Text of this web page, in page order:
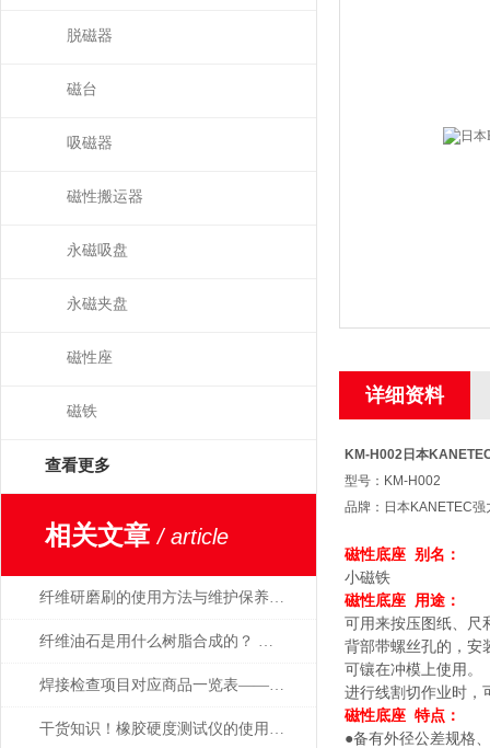
脱磁器
磁台
吸磁器
磁性搬运器
永磁吸盘
永磁夹盘
磁性座
磁铁
查看更多
相关文章/ article
纤维研磨刷的使用方法与维护保养要点
纤维油石是用什么树脂合成的？ 为什么这么贵？
焊接检查项目对应商品一览表——日本SK新泻精机
干货知识！橡胶硬度测试仪的使用说明
详细资料
KM-H002 日本
型号：KM-H002
品牌：日本KANETEC强
磁性底座 别名：
小磁铁
磁性底座 用途：
可用来按压图纸、尺
背部带螺丝孔的，安
可镶在冲模上使用。
进行线割切作业时，
磁性底座 特点：
●备有外径公差规格